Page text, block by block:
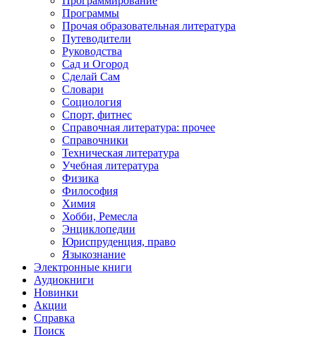
Программы
Прочая образовательная литература
Путеводители
Руководства
Сад и Огород
Сделай Сам
Словари
Социология
Спорт, фитнес
Справочная литература: прочее
Справочники
Техническая литература
Учебная литература
Физика
Философия
Химия
Хобби, Ремесла
Энциклопедии
Юриспруденция, право
Языкознание
Электронные книги
Аудиокниги
Новинки
Акции
Справка
Поиск